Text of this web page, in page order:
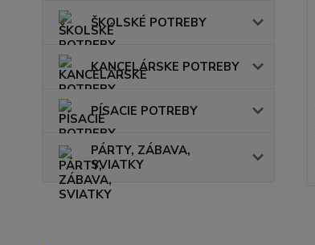
ŠKOLSKÉ POTREBY
KANCELÁRSKE POTREBY
PÍSACIE POTREBY
PÁRTY, ZÁBAVA,
SVIATKY